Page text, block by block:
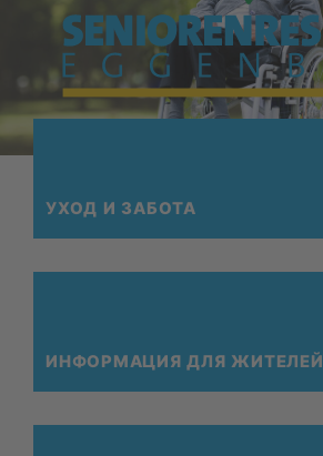
УХОД И ЗА­БО­ТА
ИН­ФОР­МА­ЦИЯ ДЛЯ ЖИ­ТЕ­ЛЕЙ